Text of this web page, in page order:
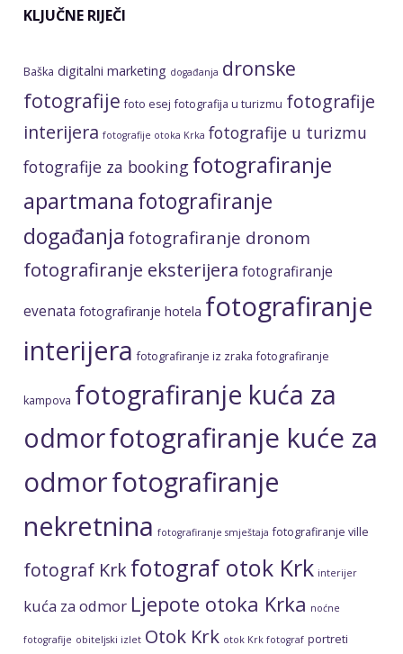
KLJUČNE RIJEČI
Baška digitalni marketing događanja dronske
fotografije foto esej fotografija u turizmu fotografije
interijera fotografije otoka Krka fotografije u turizmu
fotografije za booking fotografiranje
apartmana fotografiranje
događanja fotografiranje dronom
fotografiranje eksterijera fotografiranje
evenata fotografiranje hotela fotografiranje
interijera fotografiranje iz zraka fotografiranje
kampova fotografiranje kuća za
odmorfotografiranje kuće za
odmorfotografiranje
nekretnina fotografiranje smještaja fotografiranje ville
fotograf Krkfotograf otok Krk interijer
kuća za odmor Ljepote otoka Krka noćne
fotografije obiteljski izlet Otok Krk otok Krk fotograf portreti